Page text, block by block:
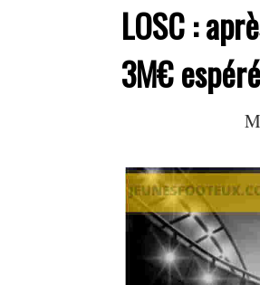
LOSC :
3M€